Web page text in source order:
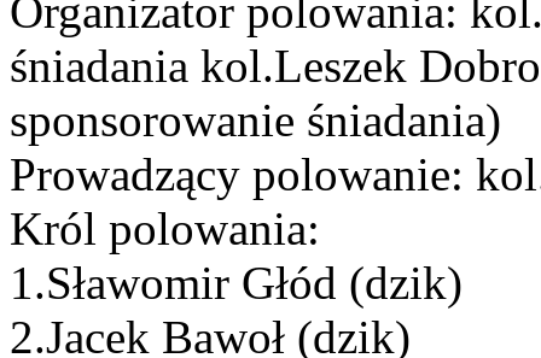
Organizator polowania:
śniadania kol.Leszek
sponsorowanie śniadania)
Prowadzący polowanie:
Król polowania:
1.Sławomir Głód (dzik)
2.Jacek Bawoł (dzik)